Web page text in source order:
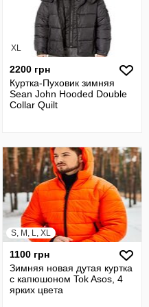
XL
2200 грн
Куртка-Пуховик зимняя
Sean John Hooded Double
Collar Quilt
S, M, L, XL
1100 грн
Зимняя новая дутая куртка
с капюшоном Tok Asos, 4
ярких цвета